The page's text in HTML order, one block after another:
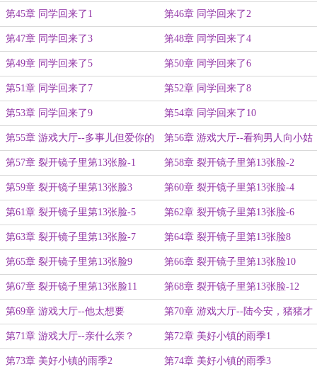
死里打！
第45章 同学回来了1 第46章 同学回来了2
第47章 同学回来了3 第48章 同学回来了4
第49章 同学回来了5 第50章 同学回来了6
第51章 同学回来了7 第52章 同学回来了8
第53章 同学回来了9 第54章 同学回来了10
第55章 游戏大厅--多事儿但爱你的
爹！
第56章 游戏大厅--看狗男人向小姑
娘献殷勤
第57章 裂开镜子里第13张脸-1 第58章 裂开镜子里第13张脸-2
第59章 裂开镜子里第13张脸3 第60章 裂开镜子里第13张脸-4
第61章 裂开镜子里第13张脸-5 第62章 裂开镜子里第13张脸-6
第63章 裂开镜子里第13张脸-7 第64章 裂开镜子里第13张脸8
第65章 裂开镜子里第13张脸9 第66章 裂开镜子里第13张脸10
第67章 裂开镜子里第13张脸11 第68章 裂开镜子里第13张脸-12
第69章 游戏大厅--他太想要
她！！！
第70章 游戏大厅--陆今安，猪猪才
18岁！
第71章 游戏大厅--亲什么亲？ 第72章 美好小镇的雨季1
第73章 美好小镇的雨季2 第74章 美好小镇的雨季3